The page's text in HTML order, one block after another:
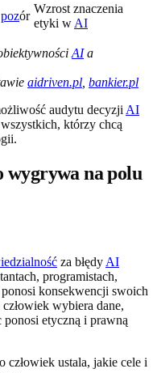
pozór
Wzrost znaczenia
etyki w AI
AIa
aidriven.pl bankier.pl
audytu decyzji AI
którzy chcą
wygrywa na polu
za błędy AI
programistach,
konsekwencji swoich
człowiek wybiera dane,
etyczną i prawną
człowiek ustala, jakie cele i